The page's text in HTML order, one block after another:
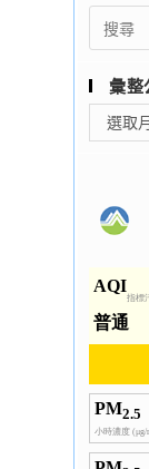
Search
for:
彙整
整
選取